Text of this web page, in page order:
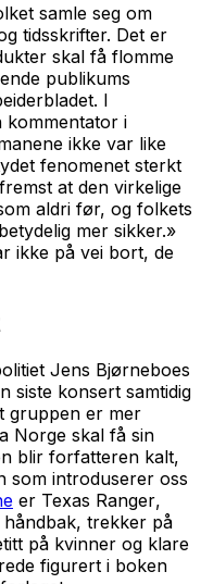
samle seg om
tidsskrifter. Det er
skal få flomme
publikums
I
kommentator i
ikke var like
fenomenet sterkt
at den virkelige
aldri før, og folkets
mer sikker.»
ikke på vei bort, de
Jens Bjørneboes
siste konsert samtidig
gruppen er mer
Norge skal få sin
blir forfatteren kalt,
som introduserer oss
er Texas Ranger,
trekker på
på kvinner og klare
figurert i boken